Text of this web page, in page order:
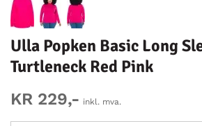
Ulla Popken Basic Long
Turtleneck Red Pink
KR 229,- inkl. mva.